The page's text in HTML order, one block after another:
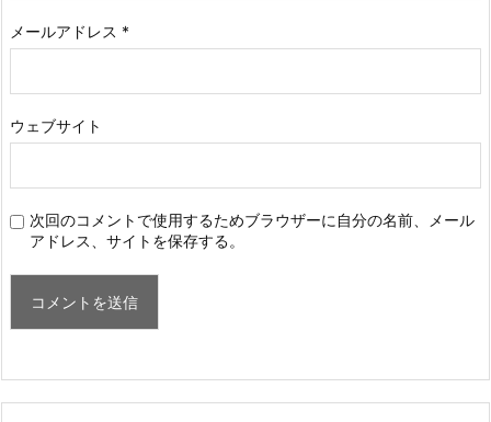
メールアドレス *
ウェブサイト
次回のコメントで使用するためブラウザーに自分の名前、メール
アドレス、サイトを保存する。